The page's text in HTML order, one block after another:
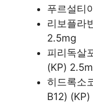
푸르설티
리보플라
2.5mg
피리독살
(KP)
히드록소
B12)